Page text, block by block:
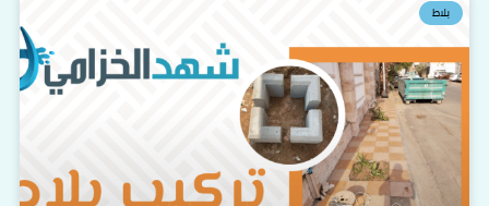
بلاط